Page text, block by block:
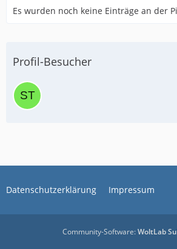
Es wurden noch keine Einträge an der
Profil-Besucher
Datenschutzerklärung Impressum
Community-Software:WoltLab